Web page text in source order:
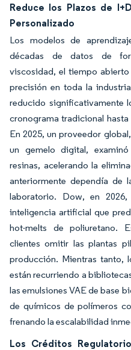
Reduce los Plazos de
Personalizado
Los modelos de
décadas de datos de
viscosidad, el tiempo
precisión en toda la
reducido significativamente
cronograma tradicional
En 2025, un proveedor
un gemelo digital,
resinas, acelerando la
anteriormente dependía de
laboratorio. Dow, en
inteligencia artificial que
hot-melts de poliuretano.
clientes omitir las plantas
producción. Mientras tanto,
están recurriendo a
las emulsiones VAE de base
de químicos de polímeros
frenando la escalabilidad
Los Créditos